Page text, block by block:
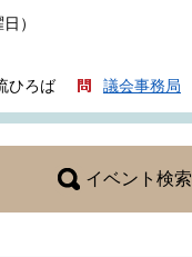
）
ひろば
議会事務局
イベント検索